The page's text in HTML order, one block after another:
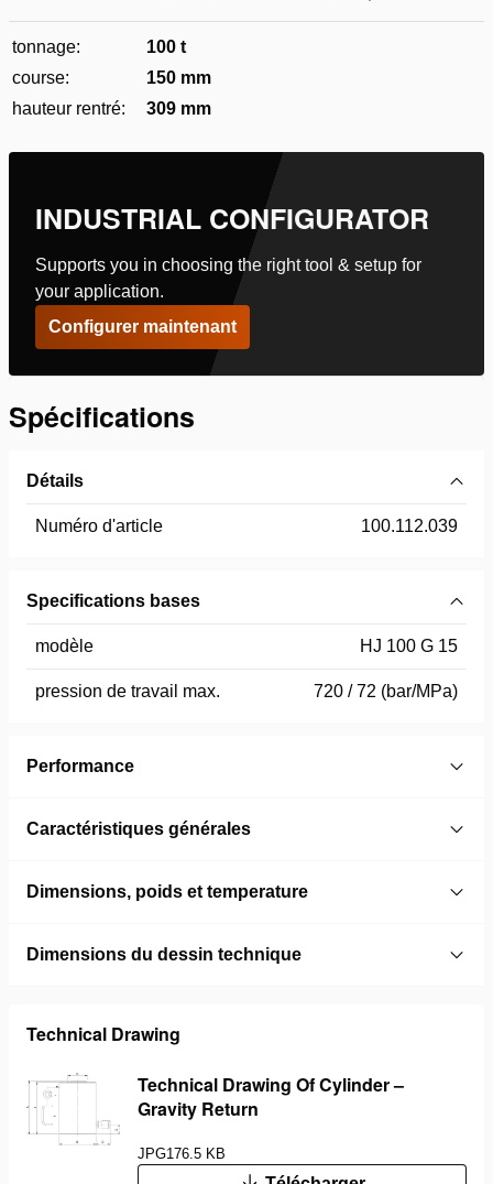
tonnage:
100 t
course:
150 mm
hauteur rentré:
309 mm
INDUSTRIAL CONFIGURATOR
Supports you in choosing the right tool & setup for
your application.
Configurer maintenant
Spécifications
Détails
Numéro d'article 100.112.039
Specifications bases
modèle HJ 100 G 15
pression de travail max. 720 / 72 (bar/MPa)
Performance
Caractéristiques générales
Dimensions, poids et temperature
Dimensions du dessin technique
Technical Drawing
Technical Drawing Of Cylinder –
Gravity Return
JPG176.5 KB